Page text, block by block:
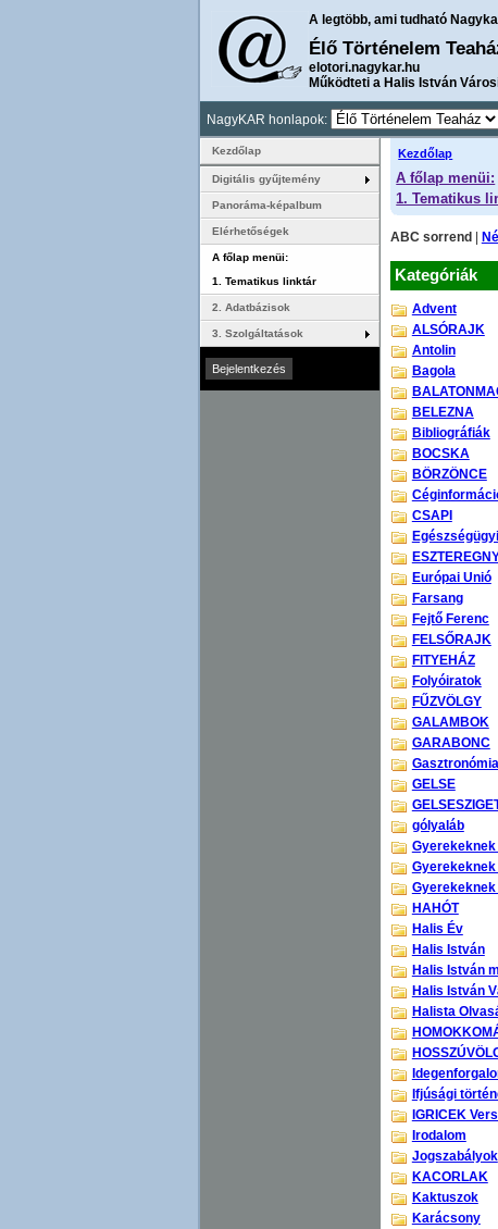
A legtöbb, ami tudható
Élő Történelem
elotori.nagykar.hu
Működteti a Halis István
NagyKAR honlapok:
Kezdőlap
A főlap menüi:
1. Tematikus
ABC sorrend|
Kategóriák
Advent
ALSÓRAJK
Antolin
Bagola
BELEZNA
Bibliográfiák
BOCSKA
BÖRZÖNCE
CSAPI
Európai Unió
Farsang
Fejtő Ferenc
FELSŐRAJK
FITYEHÁZ
Folyóiratok
FŰZVÖLGY
GALAMBOK
GARABONC
Gasztronómia
GELSE
gólyaláb
HAHÓT
Halis Év
Halis István
Halis István
Halis István
Halista
Ifjúsági
IGRICEK
Irodalom
Jogszabályok
KACORLAK
Kaktuszok
Karácsony
Kezdőlap
Digitális gyűjtemény
Panoráma-képalbum
Elérhetőségek
A főlap menüi:
1. Tematikus linktár
2. Adatbázisok
3. Szolgáltatások